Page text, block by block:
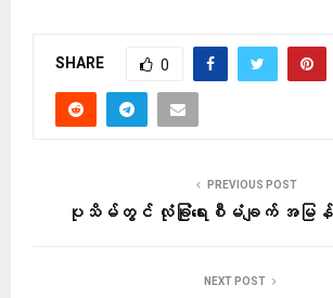
SHARE 0
PREVIOUS POST
ပုသိမ်တွင် လုံခြုံရေးစီမံချက် အမြ
NEXT POST